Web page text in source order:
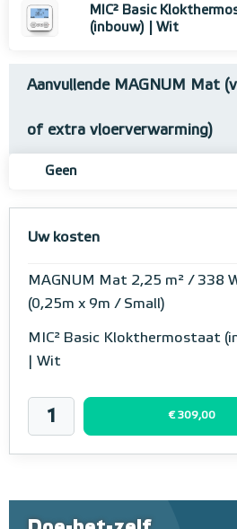
MIC² Basic
(inbouw) | Wit
Aanvullende MAGNUM Mat
of extra vloerverwarming)
Geen
Uw kosten
MAGNUM Mat 2,25 m² / 338
(0,25m x 9m / Small)
MIC² Basic Klokthermostaat
| Wit
€ 309,00